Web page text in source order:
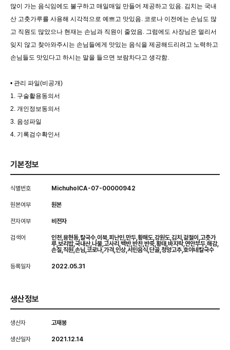
많이 가는 음식임에도 불구하고 매일매일 만들어 제공하고 있음. 김치는 국내
산 고춧가루를 사용해 시각적으로 예쁘고 맛있음. 코로나 이전에는 손님도 많
고 직원도 많았으나 현재는 손님과 직원이 줄었음. 그럼에도 사장님은 멀리서
잊지 않고 찾아와주시는 손님들에게 맛있는 음식을 제공해드리려고 노력하고
손님들도 맛있다고 하시는 말을 들으면 보람차다고 생각함.
• 관리 파일(비공개)
1. 구술활용동의서
2. 개인정보동의서
3. 음성파일
4. 기록검수확인서
기본정보
식별번호 MichuholCA-07-00000942
원본여부 원본
전자여부 비전자
검색어
인천,용현동,칼국수,이북,피난민,만두,황해도,강원도,김치,겉절이,고춧가
루,보리밥,국내산,나물,고사리,백반,반찬,반죽,황태,바지락,연안부두,해감,
손질,직원,손님,코로나,가격,인상,서민음식,단골,청양고추,호야네칼국수
등록일자 2022.05.31
생산정보
생산자 고재봉
생산일자 2021.12.14